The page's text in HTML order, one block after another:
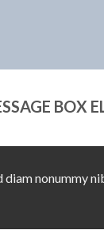
BOX
nonummy